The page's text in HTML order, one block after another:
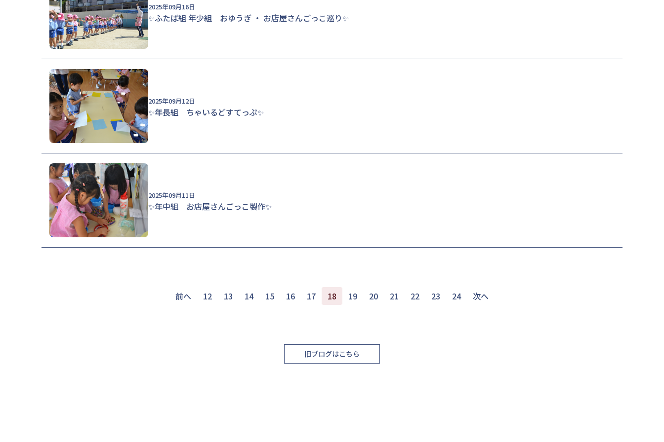
2025年09月16日
✨ふたば組 年少組 おゆうぎ ・ お店屋さんごっこ巡り✨
2025年09月12日
✨年長組 ちゃいるどすてっぷ✨
2025年09月11日
✨年中組 お店屋さんごっこ製作✨
前へ 12 13 14 15 16 17 18 19 20 21 22 23 24 次へ
旧ブログはこちら